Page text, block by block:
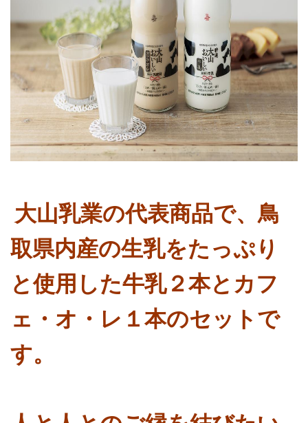
大山乳業の代表商品で、鳥
取県内産の生乳をたっぷり
と使用した牛乳２本とカフ
ェ・オ・レ１本のセットで
す。